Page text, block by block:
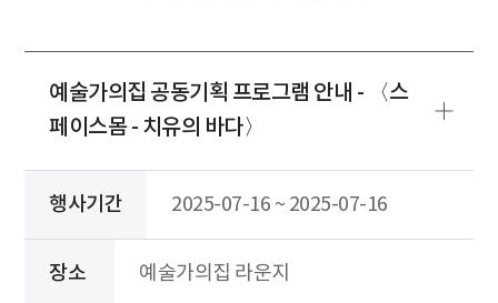
예술가의집 공동기획 프로그램 안내 - 〈스
페이스몸 - 치유의 바다〉
행사기간 2025-07-16 ~ 2025-07-16
장소 예술가의집 라운지